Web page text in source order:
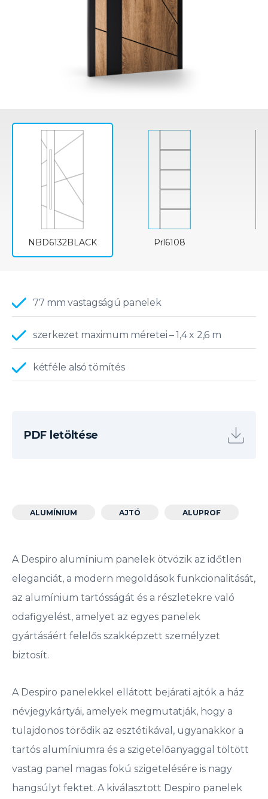
NBD6132BLACK Prl6108
77 mm vastagságú panelek
szerkezet maximum méretei – 1,4 x 2,6 m
kétféle alsó tömítés
PDF letöltése
ALUMÍNIUM AJTÓ ALUPROF
A Despiro alumínium panelek ötvözik az időtlen
eleganciát, a modern megoldások funkcionalitását,
az alumínium tartósságát és a részletekre való
odafigyelést, amelyet az egyes panelek
gyártásáért felelős szakképzett személyzet
biztosít.
A Despiro panelekkel ellátott bejárati ajtók a ház
névjegykártyái, amelyek megmutatják, hogy a
tulajdonos törődik az esztétikával, ugyanakkor a
tartós alumíniumra és a szigetelőanyaggal töltött
vastag panel magas fokú szigetelésére is nagy
hangsúlyt fektet. A kiválasztott Despiro panelek